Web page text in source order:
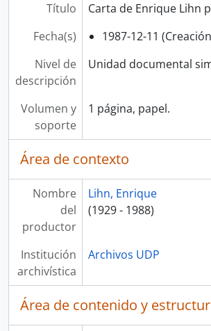
Título
Carta de Enrique Lihn
Fecha(s)
1987-12-11
Nivel de
descripción
Unidad documental
Volumen y
soporte
1 página, papel.
Área de contexto
Nombre
del
productor
Lihn, Enrique
(1929 - 1988)
Institución
archivística
Archivos UDP
Área de contenido y